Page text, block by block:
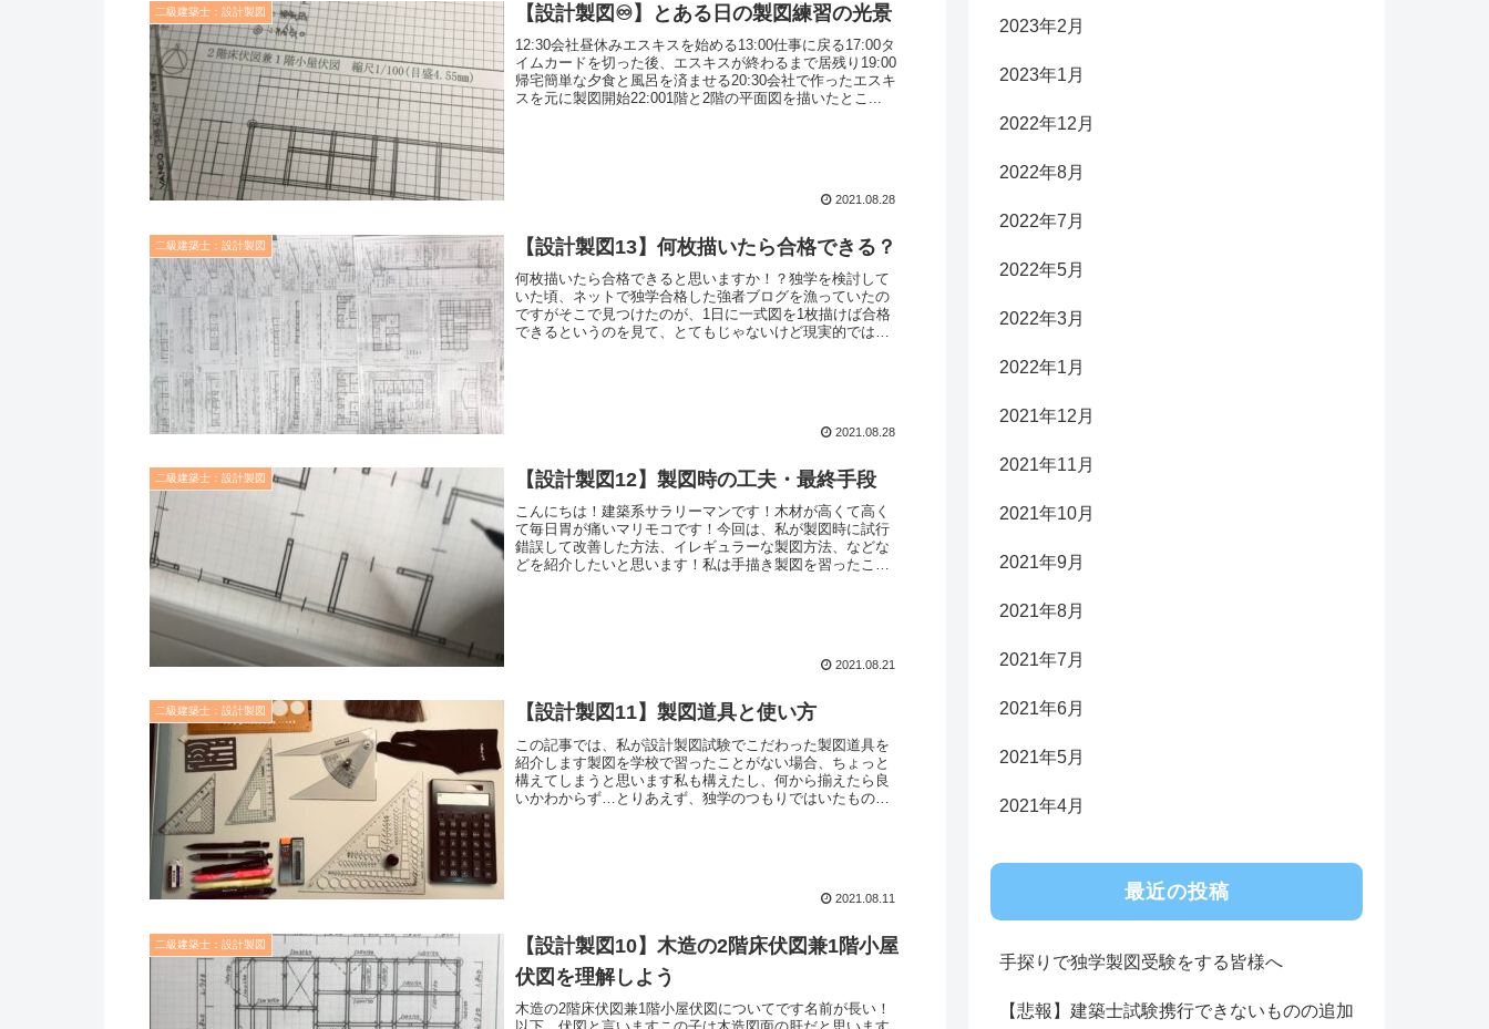
二級建築士：設計製図 【設計製図♾】とある日の製図練習の光景
12:30会社昼休みエスキスを始める13:00仕事に戻る17:00タ
イムカードを切った後、エスキスが終わるまで居残り19:00
帰宅簡単な夕食と風呂を済ませる20:30会社で作ったエスキ
スを元に製図開始22:001階と2階の平面図を描いたとこ...
2021.08.28
二級建築士：設計製図 【設計製図13】何枚描いたら合格できる？
何枚描いたら合格できると思いますか！？独学を検討して
いた頃、ネットで独学合格した強者ブログを漁っていたの
ですがそこで見つけたのが、1日に一式図を1枚描けば合格
できるというのを見て、とてもじゃないけど現実的ではな
2021.08.28
二級建築士：設計製図 【設計製図12】製図時の工夫・最終手段
こんにちは！建築系サラリーマンです！木材が高くて高く
て毎日胃が痛いマリモコです！今回は、私が製図時に試行
錯誤して改善した方法、イレギュラーな製図方法、などな
どを紹介したいと思います！私は手描き製図を習ったこと
2021.08.21
二級建築士：設計製図 【設計製図11】製図道具と使い方
この記事では、私が設計製図試験でこだわった製図道具を
紹介します製図を学校で習ったことがない場合、ちょっと
構えてしまうと思います私も構えたし、何から揃えたら良
いかわからず…とりあえず、独学のつもりではいたもの
2021.08.11
二級建築士：設計製図
【設計製図10】木造の2階床伏図兼1階小屋
伏図を理解しよう
木造の2階床伏図兼1階小屋伏図についてです名前が長い！
2023年2月
2023年1月
2022年12月
2022年8月
2022年7月
2022年5月
2022年3月
2022年1月
2021年12月
2021年11月
2021年10月
2021年9月
2021年8月
2021年7月
2021年6月
2021年5月
2021年4月
最近の投稿
手探りで独学製図受験をする皆様へ
【悲報】建築士試験携行できないものの追加